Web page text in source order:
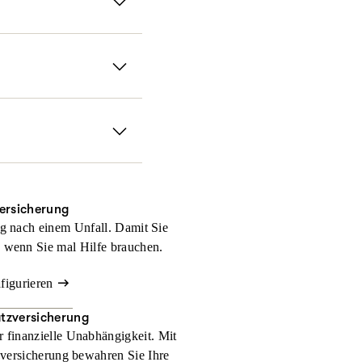
nicht denkt. Mit
nach einem Unfall. Damit Sie
Sie mal Hilfe brauchen.
finanzielle Unabhängigkeit. Mit
bewahren Sie Ihre